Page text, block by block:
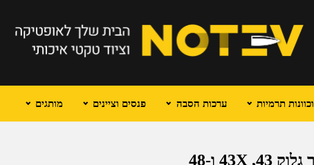
תרמיות ערכות הסבה פנסים וציינים מותגים